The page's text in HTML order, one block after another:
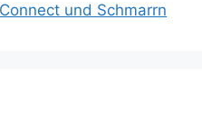
und Schmarrn